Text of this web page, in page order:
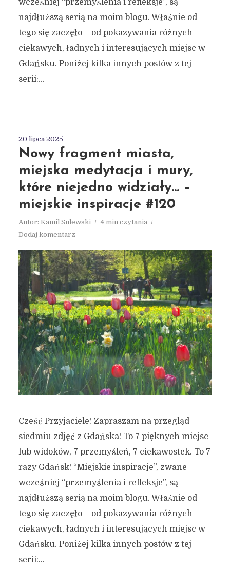
wcześniej “przemyślenia i refleksje”, są
najdłuższą serią na moim blogu. Właśnie od
tego się zaczęło – od pokazywania różnych
ciekawych, ładnych i interesujących miejsc w
Gdańsku. Poniżej kilka innych postów z tej
serii:...
20 lipca 2025
Nowy fragment miasta,
miejska medytacja i mury,
które niejedno widziały… –
miejskie inspiracje #120
Autor: Kamil Sulewski
4 min czytania
Dodaj komentarz
Cześć Przyjaciele! Zapraszam na przegląd
siedmiu zdjęć z Gdańska! To 7 pięknych miejsc
lub widoków, 7 przemyśleń, 7 ciekawostek. To 7
razy Gdańsk! “Miejskie inspiracje”, zwane
wcześniej “przemyślenia i refleksje”, są
najdłuższą serią na moim blogu. Właśnie od
tego się zaczęło – od pokazywania różnych
ciekawych, ładnych i interesujących miejsc w
Gdańsku. Poniżej kilka innych postów z tej
serii:...